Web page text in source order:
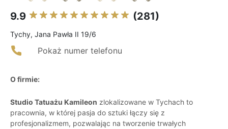
9.9 (281)
Tychy, Jana Pawła II 19/6
Pokaż numer telefonu
O firmie:
Studio Tatuażu Kamileon zlokalizowane w Tychach to
pracownia, w której pasja do sztuki łączy się z
profesjonalizmem, pozwalając na tworzenie trwałych